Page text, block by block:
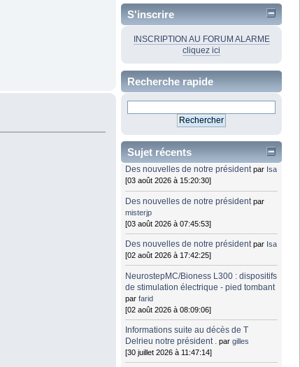
S'inscrire
INSCRIPTION AU FORUM ALARME
cliquez ici
Recherche rapide
Sujet récents
Des nouvelles de notre président par Isa
[03 août 2026 à 15:20:30]
Des nouvelles de notre président par
misterjp
[03 août 2026 à 07:45:53]
Des nouvelles de notre président par Isa
[02 août 2026 à 17:42:25]
NeurostepMC/Bioness L300 : dispositifs
de stimulation électrique - pied tombant
parfarid
[02 août 2026 à 08:09:06]
Informations suite au décès de T
Delrieu notre président . pargilles
[30 juillet 2026 à 11:47:14]